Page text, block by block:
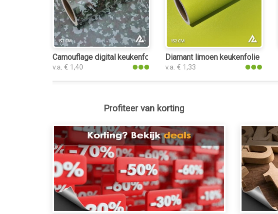
Camouflage digital keukenfolie
v.a. € 1,40
Diamant limoen keukenfolie
v.a. € 1,33
Profiteer van korting